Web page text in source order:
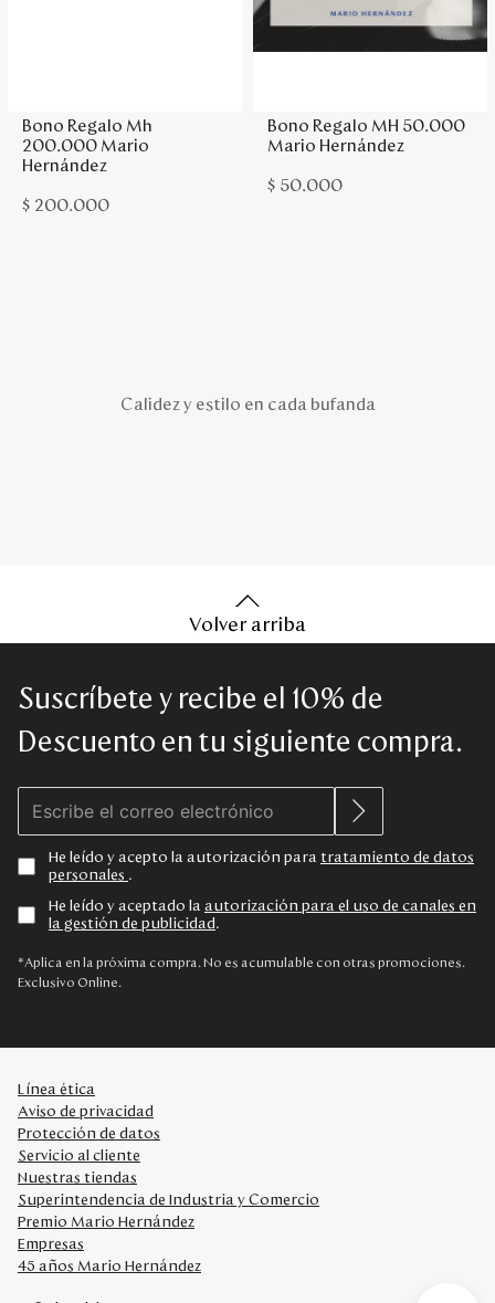
Bono Regalo Mh
200.000 Mario
Hernández
$ 200.000
Bono Regalo MH 50.000
Mario Hernández
$ 50.000
Calidez y estilo en cada bufanda
Volver arriba
Suscríbete y recibe el 10% de
Descuento en tu siguiente compra.
He leído y acepto la autorización para tratamiento de datos
personales .
He leído y aceptado la autorización para el uso de canales en
la gestión de publicidad .
*Aplica en la próxima compra. No es acumulable con otras promociones.
Exclusivo Online.
Línea ética
Aviso de privacidad
Protección de datos
Servicio al cliente
Nuestras tiendas
Superintendencia de Industria y Comercio
Premio Mario Hernández
Empresas
45 años Mario Hernández